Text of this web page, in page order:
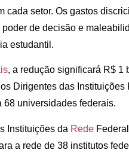
cada setor. Os gastos
de decisão e
estudantil.
, a redução significará R$ 1
Dirigentes das Instituições
68 universidades federais.
Instituições da Rede
a rede de 38 institutos